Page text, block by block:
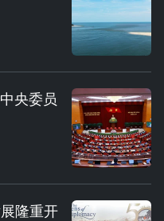
央委员
隆重开